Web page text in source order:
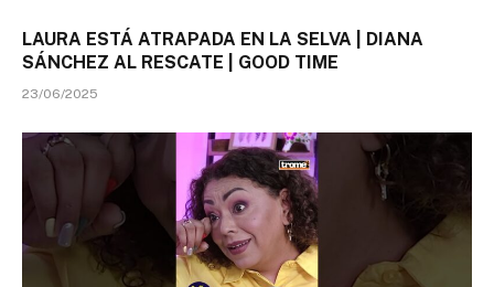
LAURA ESTÁ ATRAPADA EN LA SELVA | DIANA
SÁNCHEZ AL RESCATE | GOOD TIME
23/06/2025